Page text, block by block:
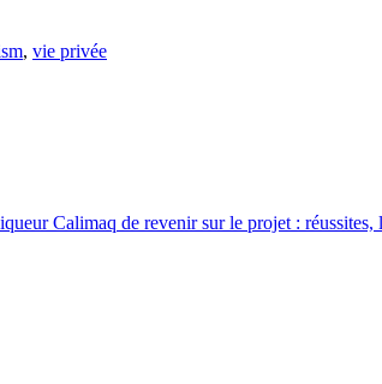
, vie privée
Calimaq de revenir sur le projet : réussites,